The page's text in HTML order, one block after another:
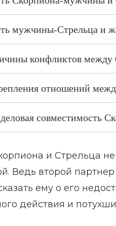
мужчины-Стрельца и
конфликтов
отношений
совместимость
и Стрельца
Ведь второй
ему о его
действия и